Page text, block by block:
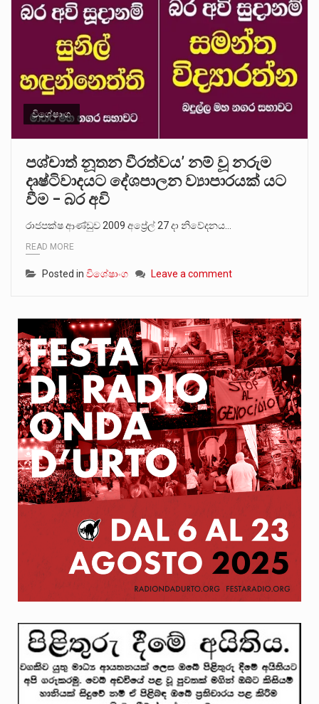
විශේෂාංග
පශ්චාත් නූතන වීරත්වය’ නම් වූ නරුම
දෘෂ්ටිවාදයට දේශපාලන ව්‍යාපාරයක් යට
වීම – බර අවි
රාජපක්ෂ ආණ්ඩුව 2009 අප්‍රේල් 27 දා නිවේදනය…
READ MORE
Posted in විශේෂාංග Leave a comment